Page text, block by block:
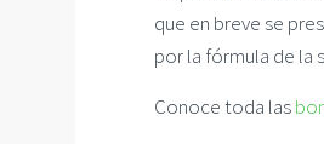
que en breve se
por la fórmula de la
Conoce toda las